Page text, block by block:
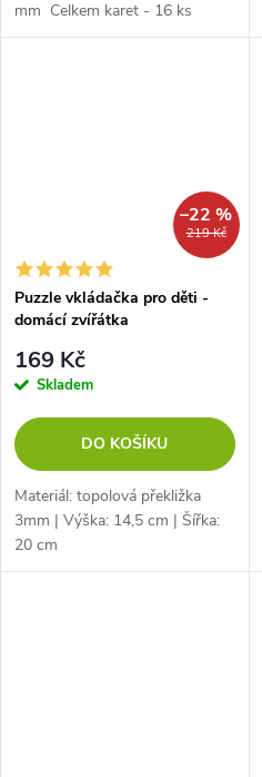
mm Celkem karet - 16 ks
219 Kč
–22 %
Puzzle vkládačka pro děti -
domácí zvířátka
169 Kč
Skladem
DO KOŠÍKU
Materiál: topolová překližka
3mm | Výška: 14,5 cm | Šířka:
20 cm